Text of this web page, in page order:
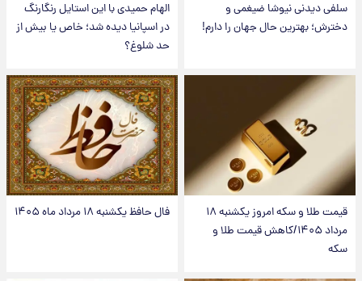
سلفی دیدنی نیوشا ضیغمی و
دخترش؛ بهترین حال جهان را دارم!
الهام حمیدی با این استایل رنگارنگ
در اسپانیا دیده شد؛ خاص یا بیش از
حد شلوغ؟
قیمت طلا و سکه امروز یکشنبه ۱۸
مرداد ۱۴۰۵/کاهش قیمت طلا و
سکه
فال حافظ یکشنبه ۱۸ مرداد ماه ۱۴۰۵